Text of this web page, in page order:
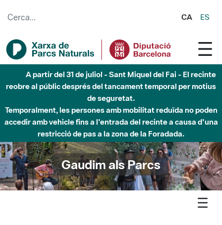
CA ES
5 d'agost - Sant Llorenç-Obac - Nivell 3 del Pla Alfa
(perill molt alt d'incendi)
Gaudim als Parcs
Agenda
Detall agenda
Litoral - Llegendes de bruixes a la serralada Litoral